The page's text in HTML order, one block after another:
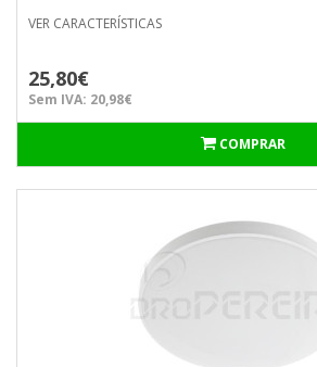
VER CARACTERÍSTICAS
25,80€
Sem IVA: 20,98€
COMPRAR